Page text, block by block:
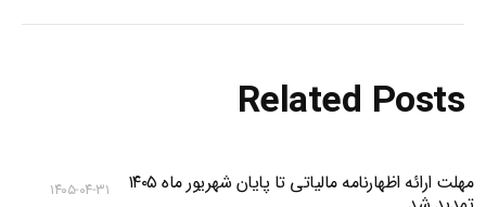
Related Posts
مهلت ارائه اظهارنامه مالیاتی تا پایان شهریور ماه ۱۴۰۵
۱۴۰۵-۰۴-۳۱